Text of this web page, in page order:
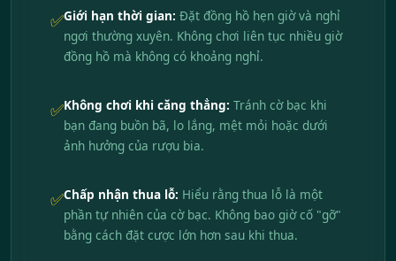
✅Giới hạn thời gian: Đặt đồng hồ hẹn giờ và nghỉ
ngơi thường xuyên. Không chơi liên tục nhiều giờ
đồng hồ mà không có khoảng nghỉ.
✅Không chơi khi căng thẳng: Tránh cờ bạc khi
bạn đang buồn bã, lo lắng, mệt mỏi hoặc dưới
ảnh hưởng của rượu bia.
✅Chấp nhận thua lỗ: Hiểu rằng thua lỗ là một
phần tự nhiên của cờ bạc. Không bao giờ cố "gỡ"
bằng cách đặt cược lớn hơn sau khi thua.